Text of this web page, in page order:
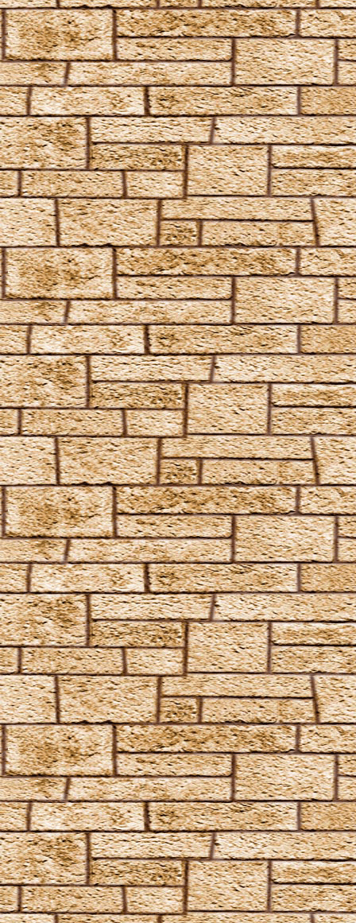
Arresto Momentum
Brachiabindo
Cave Inimicum
Confundo
Deletrius
Desillusio­nierungszauber
Duro
Emancipare
Entlifors
Expecto Patronum
Expelliarmus
Fianto Duri
Fidelius-Zauber
Finite Incantatem
Finite
Fumos
Goldene Flämmchen
Homenum revelio
Homorphus-Zauber
Immobilus
Impedimenta
Imperturbatio
Incarcerus
Inflatus
Liberacorpus
Muffliato
Nebulus
Partis Temporus
Peskiwichteli Pesternomi
Protego
Protego Diabolica
Protego Horribilis
Protego Maxima
Protego Totalum
Pullus
Relaschio
Repello Inimicum
Repello Muggeltum
Riddikulus
Salvio Hexia
Snufflifors
Türblockierende Flammen
Vermiculus
Vipera Evanesca